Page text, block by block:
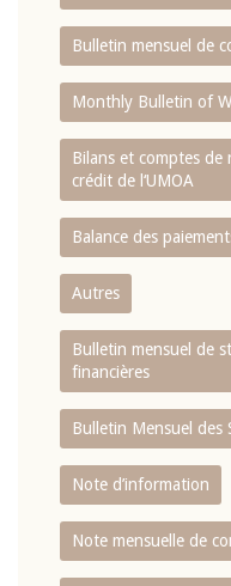
Bulletin mensuel de
Monthly Bulletin of
Bilans et comptes de
crédit de l‘UMOA
Balance des
Autres
Bulletin mensuel de
financières
Bulletin Mensuel des
Note d’information
Note mensuelle de